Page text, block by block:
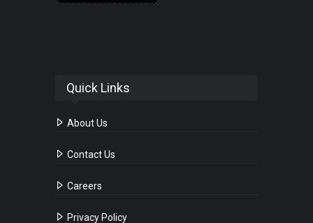
Quick Links
About Us
Contact Us
Careers
Privacy Policy